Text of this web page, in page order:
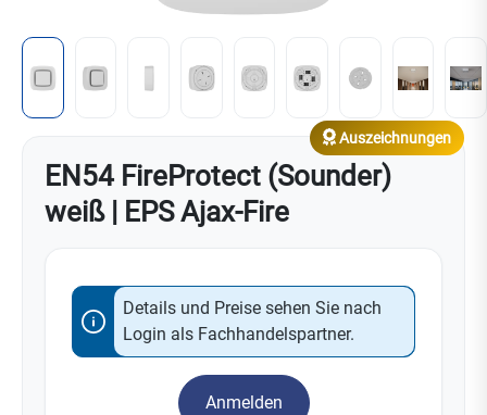
EN54 FireProtect (Sounder)
weiß | EPS Ajax-Fire
Auszeichnungen
Details und Preise sehen Sie nach
Login als Fachhandelspartner.
Anmelden